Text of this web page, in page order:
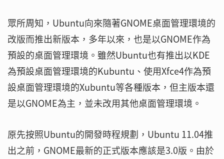
眾所周知，Ubuntu向來隨著GNOME桌面管理環境的
改版而推出新版本，多年以來，也是以GNOME作為
預設的桌面管理環境。雖然Ubuntu也有推出以KDE
為預設桌面管理環境的Kubuntu、使用Xfce4作為預
設桌面管理環境的Xubuntu等各種版本，但主版本還
是以GNOME為主，並未改用其他桌面管理環境。
原先按照Ubuntu的開發時程規劃，Ubuntu 11.04推
出之前，GNOME最新的正式版本應該是3.0版。由於